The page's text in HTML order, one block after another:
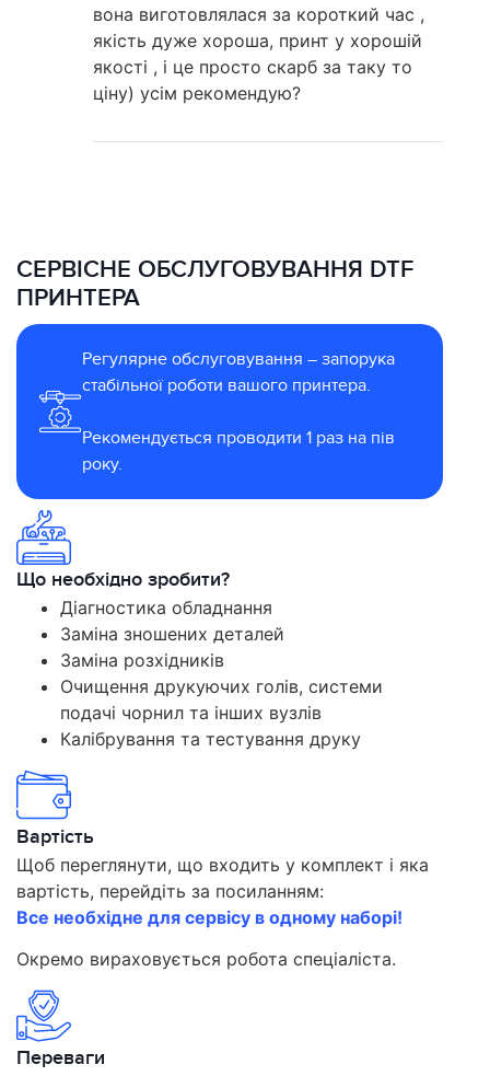
вона виготовлялася за короткий час ,
якість дуже хороша, принт у хорошій
якості , і це просто скарб за таку то
ціну) усім рекомендую?
СЕРВІСНЕ ОБСЛУГОВУВАННЯ DTF
ПРИНТЕРА
Регулярне обслуговування – запорука
стабільної роботи вашого принтера.
Рекомендується проводити 1 раз на пів
року.
Що необхідно зробити?
Діагностика обладнання
Заміна зношених деталей
Заміна розхідників
Очищення друкуючих голів, системи
подачі чорнил та інших вузлів
Калібрування та тестування друку
Вартість
Щоб переглянути, що входить у комплект і яка
вартість, перейдіть за посиланням:
Все необхідне для сервісу в одному наборі!
Окремо вираховується робота спеціаліста.
Переваги